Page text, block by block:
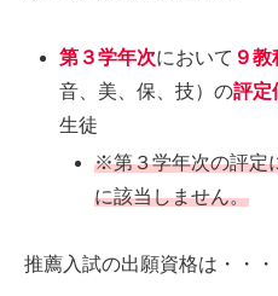
第３学年次において ９教
音、美、保、技）の評定
生徒
※第３学年次の評定
に該当しません。
推薦入試の出願資格は・・・